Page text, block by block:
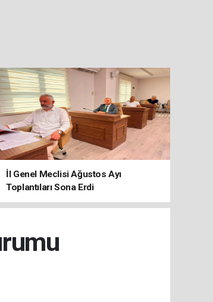
İl Genel Meclisi Ağustos Ayı
Toplantıları Sona Erdi